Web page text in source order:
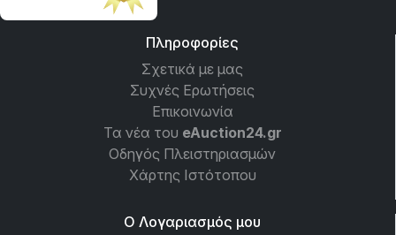
Πληροφορίες
Σχετικά με μας
Συχνές Ερωτήσεις
Επικοινωνία
Τα νέα του eAuction24.gr
Οδηγός Πλειστηριασμών
Χάρτης Ιστότοπου
Ο Λογαριασμός μου